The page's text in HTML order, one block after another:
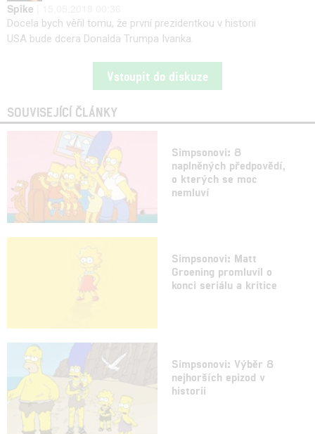
Spike
Docela bych věřil tomu, že první prezidentkou v historii
USA bude dcera Donalda Trumpa Ivanka.
Vstoupit do diskuze
SOUVISEJÍCÍ ČLÁNKY
Simpsonovi: 8
naplněných předpovědí,
o kterých se moc
nemluví
Simpsonovi: Matt
Groening promluvil o
konci seriálu a kritice
Simpsonovi: Výběr 8
nejhorších epizod v
historii